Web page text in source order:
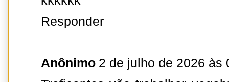
Responder
Anônimo 2 de julho de 2026 às